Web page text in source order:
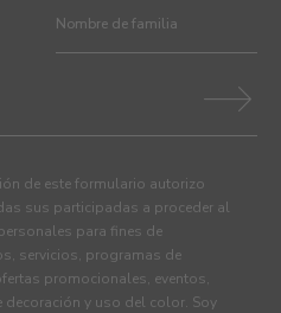
de este formulario autorizo
sus participadas a proceder al
para fines de
servicios, programas de
promocionales, eventos,
y uso del color. Soy